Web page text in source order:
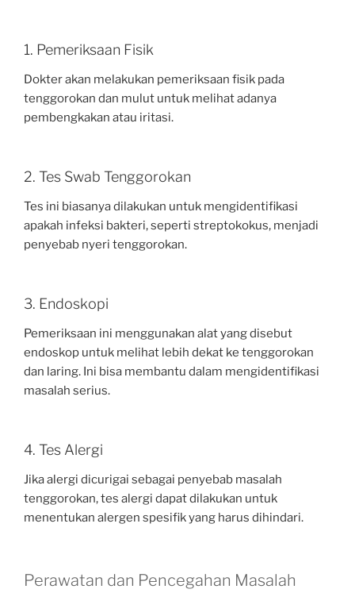
1. Pemeriksaan Fisik
Dokter akan melakukan pemeriksaan fisik pada
tenggorokan dan mulut untuk melihat adanya
pembengkakan atau iritasi.
2. Tes Swab Tenggorokan
Tes ini biasanya dilakukan untuk mengidentifikasi
apakah infeksi bakteri, seperti streptokokus, menjadi
penyebab nyeri tenggorokan.
3. Endoskopi
Pemeriksaan ini menggunakan alat yang disebut
endoskop untuk melihat lebih dekat ke tenggorokan
dan laring. Ini bisa membantu dalam mengidentifikasi
masalah serius.
4. Tes Alergi
Jika alergi dicurigai sebagai penyebab masalah
tenggorokan, tes alergi dapat dilakukan untuk
menentukan alergen spesifik yang harus dihindari.
Perawatan dan Pencegahan Masalah